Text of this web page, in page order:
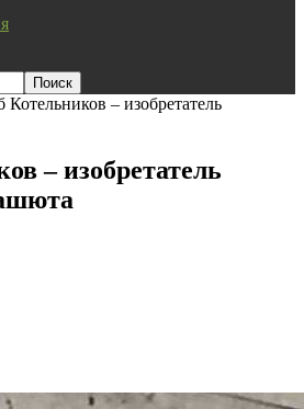
Котельников – изобретатель
– изобретатель